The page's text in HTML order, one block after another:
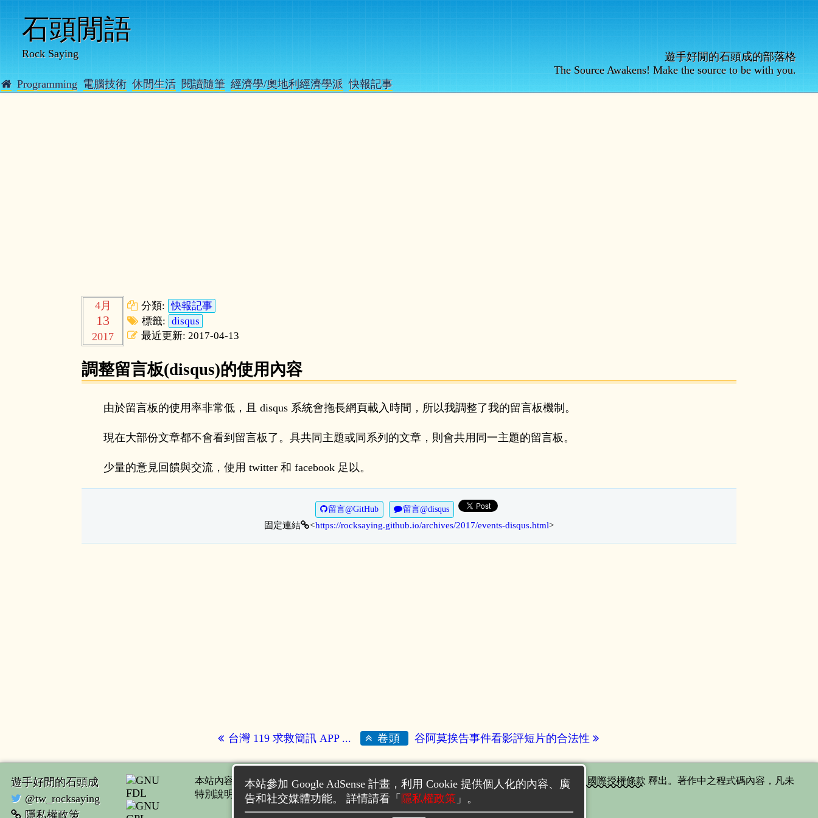
石頭閒語
Rock Saying
遊手好閒的石頭成的部落格
The Source Awakens! Make the source to be with you.
 Programming 電腦技術 休閒生活 閱讀隨筆 經濟學/奧地利經濟學派 快報記事
4月
13
2017
分類: 快報記事
標籤: disqus
最近更新: 2017-04-13
調整留言板(disqus)的使用內容
由於留言板的使用率非常低，且 disqus 系統會拖長網頁載入時間，所以我調整了我的留言板機制。
現在大部份文章都不會看到留言板了。具共同主題或同系列的文章，則會共用同一主題的留言板。
少量的意見回饋與交流，使用 twitter 和 facebook 足以。
留言@GitHub 留言@disqus
固定連結 <https://rocksaying.github.io/archives/2017/events-disqus.html>
台灣 119 求救簡訊 APP ... 卷頭 谷阿莫挨告事件看影評短片的合法性
遊手好閒的石頭成
@tw_rocksaying
隱私權政策
本站內容由 遊手好閒的石頭成製作，以GNU FDL 1.3或創用CC 姓名標示-相同方式分享 4.0 國際授權條款 釋出。著作中之程式碼內容，凡未
特別說明者，應以GNU GPL、GNU LGPL或 CC BY-SA利用。
本站參加 Google AdSense 計畫，利用 Cookie 提供個人化的內容、廣
告和社交媒體功能。 詳情請看「 隱私權政策 」。